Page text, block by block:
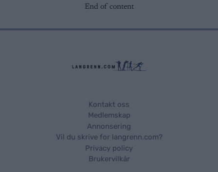
End of content
Kontakt oss
Medlemskap
Annonsering
Vil du skrive for langrenn.com?
Privacy policy
Brukervilkår